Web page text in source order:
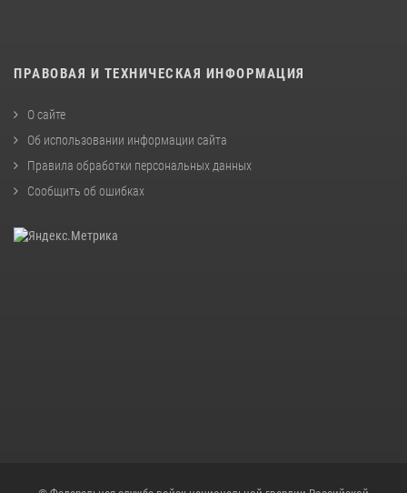
ПРАВОВАЯ И ТЕХНИЧЕСКАЯ ИНФОРМАЦИЯ
О сайте
Об использовании информации сайта
Правила обработки персональных данных
Сообщить об ошибках